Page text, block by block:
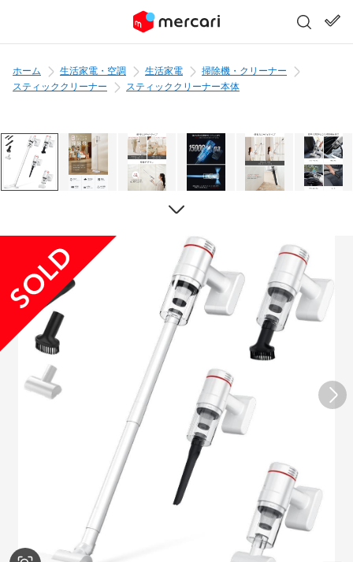
ホーム 生活家電・空調 生活家電
掃除機・クリーナー
スティッククリーナー
スティッククリーナー本体